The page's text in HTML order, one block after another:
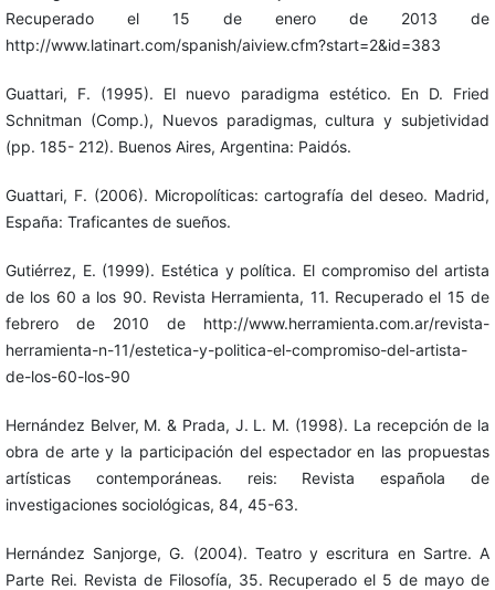
Recuperado el 15 de enero de 2013 de
http://www.latinart.com/spanish/aiview.cfm?start=2&id=383
Guattari, F. (1995). El nuevo paradigma estético. En D. Fried
Schnitman (Comp.), Nuevos paradigmas, cultura y subjetividad
(pp. 185- 212). Buenos Aires, Argentina: Paidós.
Guattari, F. (2006). Micropolíticas: cartografía del deseo. Madrid,
España: Traficantes de sueños.
Gutiérrez, E. (1999). Estética y política. El compromiso del artista
de los 60 a los 90. Revista Herramienta, 11. Recuperado el 15 de
febrero de 2010 de http://www.herramienta.com.ar/revista-
herramienta-n-11/estetica-y-politica-el-compromiso-del-artista-
de-los-60-los-90
Hernández Belver, M. & Prada, J. L. M. (1998). La recepción de la
obra de arte y la participación del espectador en las propuestas
artísticas contemporáneas. reis: Revista española de
investigaciones sociológicas, 84, 45-63.
Hernández Sanjorge, G. (2004). Teatro y escritura en Sartre. A
Parte Rei. Revista de Filosofía, 35. Recuperado el 5 de mayo de